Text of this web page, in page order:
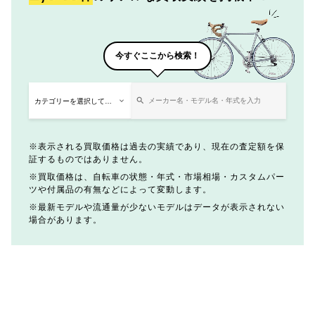
今すぐここから検索！
表示される買取価格は過去の実績であり、現在の査定額を保
証するものではありません。
買取価格は、自転車の状態・年式・市場相場・カスタムパー
ツや付属品の有無などによって変動します。
最新モデルや流通量が少ないモデルはデータが表示されない
場合があります。